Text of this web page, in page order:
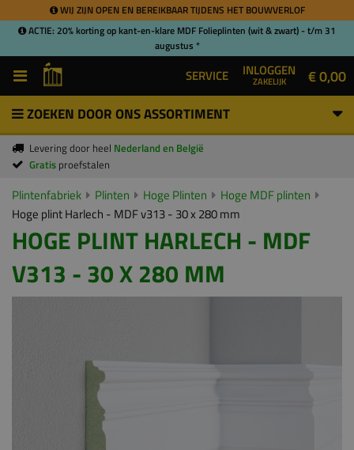
WIJ ZIJN OPEN EN BEREIKBAAR TIJDENS HET BOUWVERLOF
ACTIE: 20% korting op kant-en-klare MDF Folieplinten (wit & zwart) - t/m 31
augustus *
SERVICE INLOGGEN
ZAKELIJK € 0,00
ZOEKEN DOOR ONS ASSORTIMENT
Levering door heel Nederland en België
Gratis proefstalen
Plintenfabriek Plinten Hoge Plinten
Hoge MDF plinten
Hoge plint Harlech - MDF v313 - 30 x 280 mm
HOGE PLINT HARLECH - MDF
V313 - 30 X 280 MM